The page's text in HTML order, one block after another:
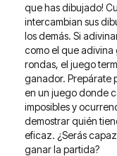
que has dibujado!
intercambian sus
los demás. Si
como el que adivina
rondas, el juego
ganador. Prepárate
en un juego donde
imposibles y
demostrar quién
eficaz. ¿Serás
ganar la partida?